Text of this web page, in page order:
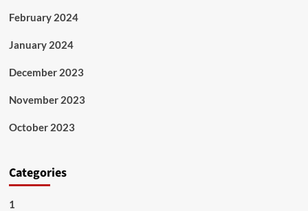
February 2024
January 2024
December 2023
November 2023
October 2023
Categories
1